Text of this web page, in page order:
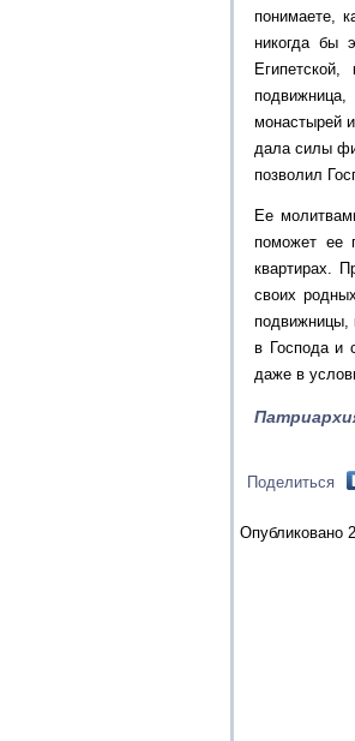
понимаете,
никогда бы
монастырей
дала силы
позволил
Ее
поможет ее
квартирах.
своих
подвижницы,
в Господа и
даже в
Поделиться
Опубликовано